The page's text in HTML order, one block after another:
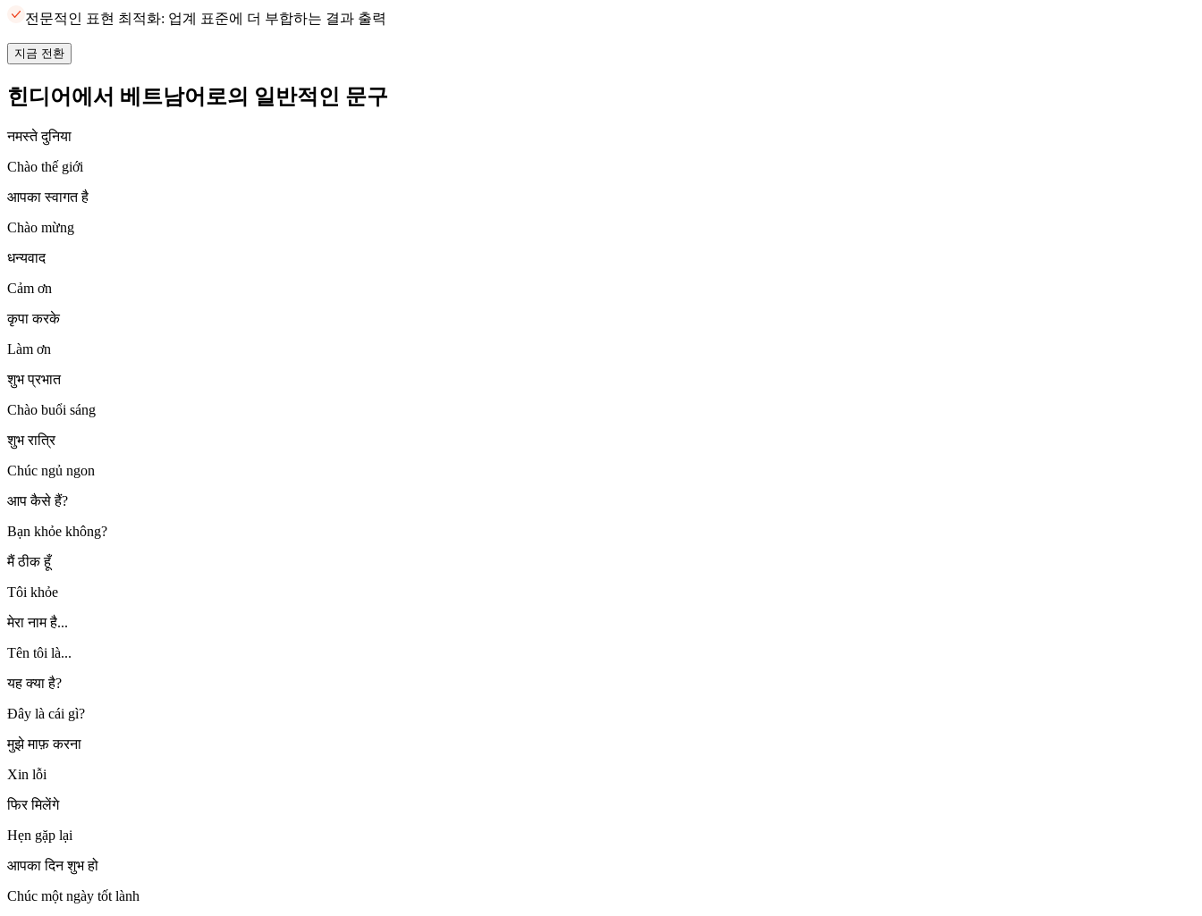
전문적인 표현 최적화: 업계 표준에 더 부합하는 결과 출력
지금 전환
힌디어에서 베트남어로의 일반적인 문구
नमस्ते दुनिया
Chào thế giới
आपका स्वागत है
Chào mừng
धन्यवाद
Cảm ơn
कृपा करके
Làm ơn
शुभ प्रभात
Chào buổi sáng
शुभ रात्रि
Chúc ngủ ngon
आप कैसे हैं?
Bạn khỏe không?
मैं ठीक हूँ
Tôi khỏe
मेरा नाम है...
Tên tôi là...
यह क्या है?
Đây là cái gì?
मुझे माफ़ करना
Xin lỗi
फिर मिलेंगे
Hẹn gặp lại
आपका दिन शुभ हो
Chúc một ngày tốt lành